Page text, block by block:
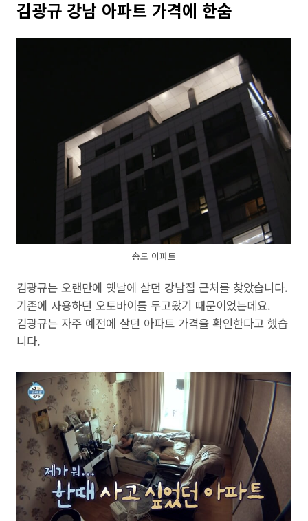
김광규 강남 아파트 가격에 한숨
송도 아파트
김광규는 오랜만에 옛날에 살던 강남집 근처를 찾았습니다.
기존에 사용하던 오토바이를 두고왔기 때문이었는데요.
김광규는 자주 예전에 살던 아파트 가격을 확인한다고 했습
니다.